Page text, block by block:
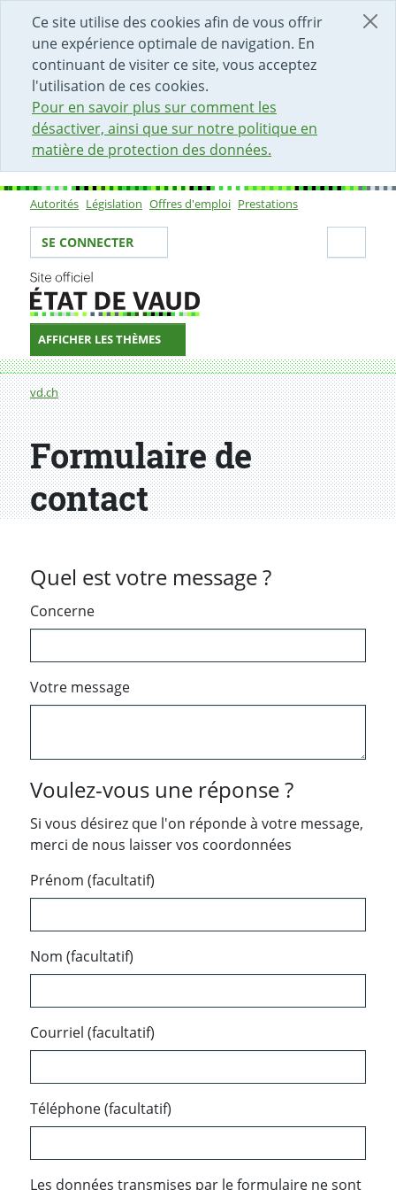
Ce site utilise des cookies afin de vous offrir
une expérience optimale de navigation. En
continuant de visiter ce site, vous acceptez
l'utilisation de ces cookies.
Pour en savoir plus sur comment les
désactiver, ainsi que sur notre politique en
matière de protection des données.
DÉBUT DU CONTENU DE LA PAGE
ACCÈS AU CHAMP DE RECHERCHE
PAGE D'ACCUEIL
FORMULAIRE DE CONTACT
Sous-navigation
Autorités Législation Offres d'emploi Prestations
Votre identité
SE CONNECTER
AFFICHER LES THÈMES
Fil d'Ariane
vd.ch
Formulaire de contact
Formulaire de
contact
Quel est votre message ?
Concerne
Votre message
Voulez-vous une réponse ?
Si vous désirez que l'on réponde à votre message,
merci de nous laisser vos coordonnées
Prénom (facultatif)
Nom (facultatif)
Courriel (facultatif)
Téléphone (facultatif)
Les données transmises par le formulaire ne sont